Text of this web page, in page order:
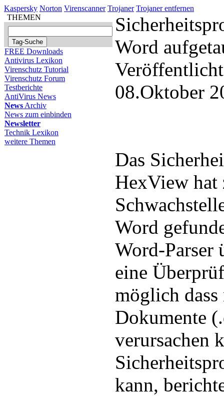
Kaspersky Norton Virenscanner Trojaner Trojaner entfernen
THEMEN
FREE Downloads
Antivirus Lexikon
Virenschutz Tutorial
Virenschutz Forum
Testberichte
AntiVirus News
News Archiv
News zum einbinden
Newsletter
Technik Lexikon
weitere Themen
Word
08.Oktober
Das
HexView hat
Word
Word-Parser
eine
möglich
Dokumente
verursachen
kann,